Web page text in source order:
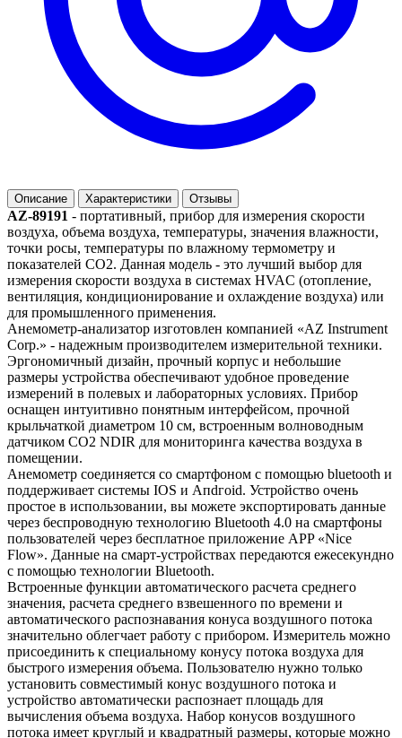
Описание Характеристики Отзывы
AZ-89191 - портативный, прибор для измерения скорости
воздуха, объема воздуха, температуры, значения влажности,
точки росы, температуры по влажному термометру и
показателей CO2. Данная модель - это лучший выбор для
измерения скорости воздуха в системах HVAC (отопление,
вентиляция, кондиционирование и охлаждение воздуха) или
для промышленного применения.
Анемометр-анализатор изготовлен компанией «AZ Instrument
Corp.» - надежным производителем измерительной техники.
Эргономичный дизайн, прочный корпус и небольшие
размеры устройства обеспечивают удобное проведение
измерений в полевых и лабораторных условиях. Прибор
оснащен интуитивно понятным интерфейсом, прочной
крыльчаткой диаметром 10 см, встроенным волноводным
датчиком CO2 NDIR для мониторинга качества воздуха в
помещении.
Анемометр соединяется со смартфоном с помощью bluetooth и
поддерживает системы IOS и Апԁгоіԁ. Устройство очень
простое в использовании, вы можете экспортировать данные
через беспроводную технологию Bluetooth 4.0 на смартфоны
пользователей через бесплатное приложение APP «Nice
Flow». Данные на смарт-устройствах передаются ежесекундно
с помощью технологии Bluetooth.
Встроенные функции автоматического расчета среднего
значения, расчета среднего взвешенного по времени и
автоматического распознавания конуса воздушного потока
значительно облегчает работу с прибором. Измеритель можно
присоединить к специальному конусу потока воздуха для
быстрого измерения объема. Пользователю нужно только
установить совместимый конус воздушного потока и
устройство автоматически распознает площадь для
вычисления объема воздуха. Набор конусов воздушного
потока имеет круглый и квадратный размеры, которые можно